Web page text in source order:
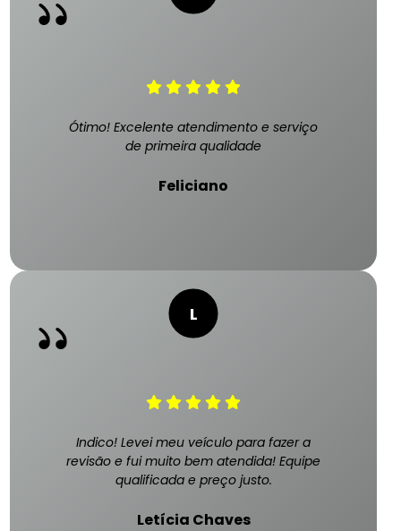
Ótimo! Excelente atendimento e serviço
de primeira qualidade
Feliciano
Indico! Levei meu veículo para fazer a
revisão e fui muito bem atendida! Equipe
qualificada e preço justo.
Letícia Chaves